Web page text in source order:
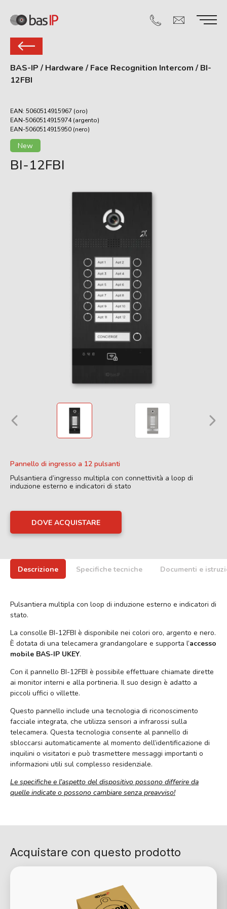
BAS-IP / Hardware / Face Recognition Intercom / BI-
12FBI
EAN: 5060514915967 (oro)
EAN-5060514915974 (argento)
EAN-5060514915950 (nero)
New
BI-12FBI
Pannello di ingresso a 12 pulsanti
Pulsantiera d’ingresso multipla con connettività a loop di
induzione esterno e indicatori di stato
DOVE ACQUISTARE
Descrizione Specifiche tecniche Documenti e
Pulsantiera multipla con loop di induzione esterno e indicatori di
stato.
La consolle BI-12FBI è disponibile nei colori oro, argento e nero.
È dotata di una telecamera grandangolare e supporta l’accesso
mobile BAS-IP UKEY.
Con il pannello BI-12FBI è possibile effettuare chiamate dirette
ai monitor interni e alla portineria. Il suo design è adatto a
piccoli uffici o villette.
Questo pannello include una tecnologia di riconoscimento
facciale integrata, che utilizza sensori a infrarossi sulla
telecamera. Questa tecnologia consente al pannello di
sbloccarsi automaticamente al momento dell’identificazione di
inquilini o visitatori e può trasmettere messaggi importanti o
informazioni utili sul complesso residenziale.
Le specifiche e l’aspetto del dispositivo possono differire da
quelle indicate o possono cambiare senza preavviso!
Acquistare con questo prodotto